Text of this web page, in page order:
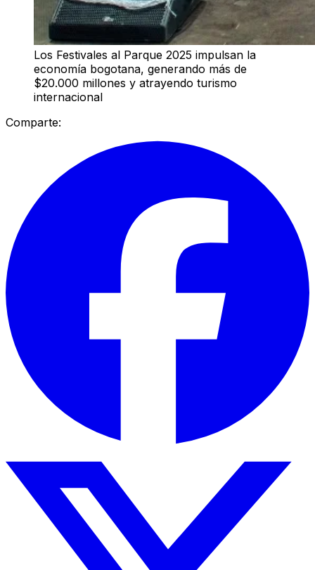
Los Festivales al Parque 2025 impulsan la
economía bogotana, generando más de
$20.000 millones y atrayendo turismo
internacional
Comparte: